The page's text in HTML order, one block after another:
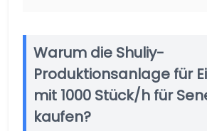
Warum die Shuliy-
Produktionsanlage für
mit 1000 Stück/h für
kaufen?